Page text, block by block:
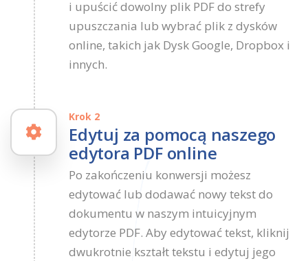
i upuścić dowolny plik PDF do strefy
upuszczania lub wybrać plik z dysków
online, takich jak Dysk Google, Dropbox i
innych.
Krok 2
Edytuj za pomocą naszego
edytora PDF online
Po zakończeniu konwersji możesz
edytować lub dodawać nowy tekst do
dokumentu w naszym intuicyjnym
edytorze PDF. Aby edytować tekst, kliknij
dwukrotnie kształt tekstu i edytuj jego